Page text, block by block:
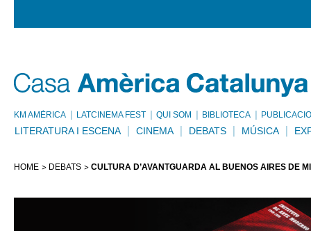
KM AMÈRICA LATCINEMA FEST QUI SOM BIBLIOTECA
LITERATURA I ESCENA CINEMA DEBATS MÚSICA
HOME DEBATS CULTURA D’AVANTGUARDA AL BUENOS AIRES DE